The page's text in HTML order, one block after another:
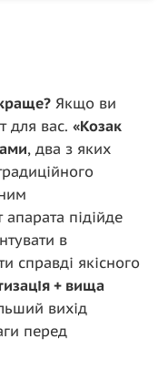
Якщо ви
для вас. «Козак
, два з яких
підійде
в
справді якісного
+ вища
вихід
перед